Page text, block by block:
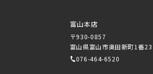
富山本店
〒930-0857
富山県富山市奥田新町1番
076-464-6520